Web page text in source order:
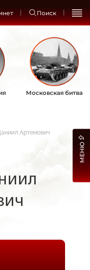
Поиск
Московская битва
Артемович
МЕНЮ